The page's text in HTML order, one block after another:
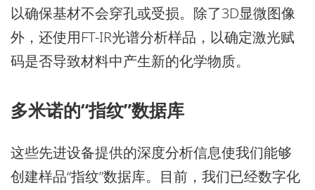
以确保基材不会穿孔或受损。除了3D显微图像
外，还使用FT-IR光谱分析样品，以确定激光赋
码是否导致材料中产生新的化学物质。
多米诺的“指纹”数据库
这些先进设备提供的深度分析信息使我们能够
创建样品“指纹”数据库。目前，我们已经数字化